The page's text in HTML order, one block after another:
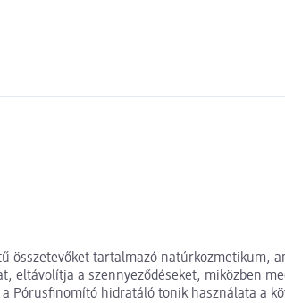
összetevőket tartalmazó natúrkozmetikum,
a szennyeződéseket, miközben
hidratáló tonik használata a